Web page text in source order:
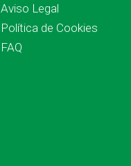
Aviso Legal
Política de Cookies
FAQ